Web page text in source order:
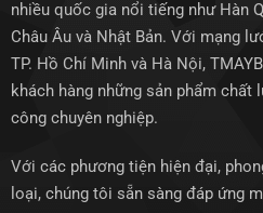
nhiều quốc gia nổi tiếng như Hàn
Châu Âu và Nhật Bản. Với mạng
TP. Hồ Chí Minh và Hà Nội,
khách hàng những sản phẩm chất
công chuyên nghiệp.
Với các phương tiện hiện đại,
loại, chúng tôi sẵn sàng đáp ứng